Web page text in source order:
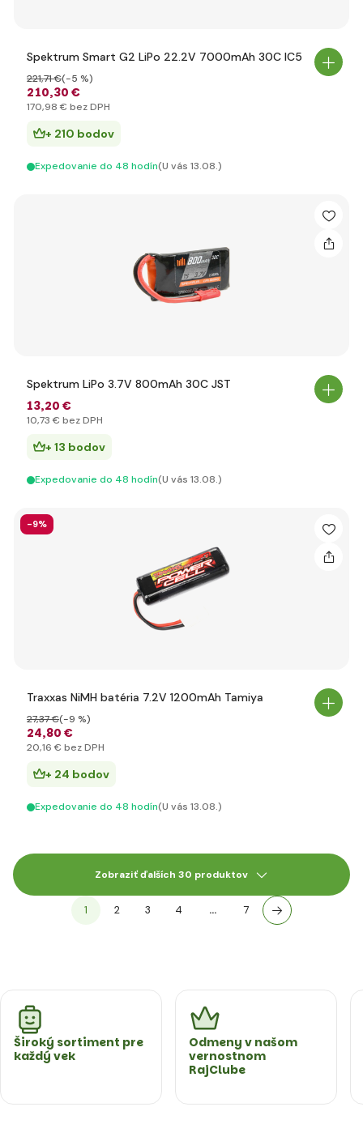
Spektrum Smart G2 LiPo 22.2V 7000mAh 30C IC5
210,30 €
221,71 €(-5 %)
170,98 € bez DPH
+ 210 bodov
Expedovanie do 48 hodín(U vás 13.08.)
Spektrum LiPo 3.7V 800mAh 30C JST
13,20 €
10,73 € bez DPH
+ 13 bodov
Expedovanie do 48 hodín(U vás 13.08.)
-9%
Traxxas NiMH batéria 7.2V 1200mAh Tamiya
24,80 €
27,37 €(-9 %)
20,16 € bez DPH
+ 24 bodov
Expedovanie do 48 hodín(U vás 13.08.)
Zobraziť ďalších 30 produktov
1 2 3 4 … 7
Široký sortiment pre
každý vek
Odmeny v našom
vernostnom
RajClube